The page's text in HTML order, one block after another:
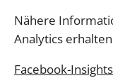
Nähere
Analytics
Facebook-Insights